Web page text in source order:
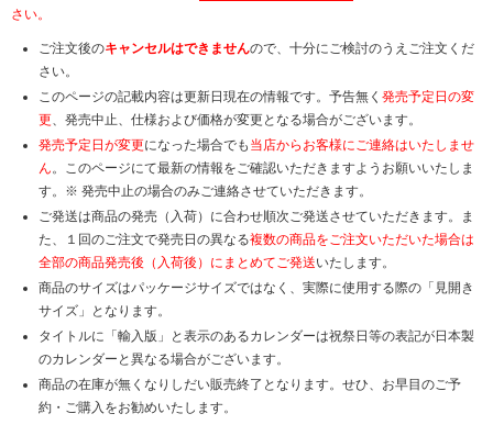
さい。
ご注文後のキャンセルはできませんので、十分にご検討のうえご注文くだ
さい。
このページの記載内容は更新日現在の情報です。予告無く 発売予定日の変
更 、発売中止、仕様および価格が変更となる場合がございます。
発売予定日が変更になった場合でも 当店からお客様にご連絡はいたしませ
ん 。このページにて最新の情報をご確認いただきますようお願いいたしま
す。※ 発売中止の場合のみご連絡させていただきます。
ご発送は商品の発売（入荷）に合わせ順次ご発送させていただきます。ま
た、１回のご注文で発売日の異なる複数の商品をご注文いただいた場合は
全部の商品発売後（入荷後）にまとめてご発送いたします。
商品のサイズはパッケージサイズではなく、実際に使用する際の「見開き
サイズ」となります。
タイトルに「輸入版」と表示のあるカレンダーは祝祭日等の表記が日本製
のカレンダーと異なる場合がございます。
商品の在庫が無くなりしだい販売終了となります。せひ、お早目のご予
約・ご購入をお勧めいたします。